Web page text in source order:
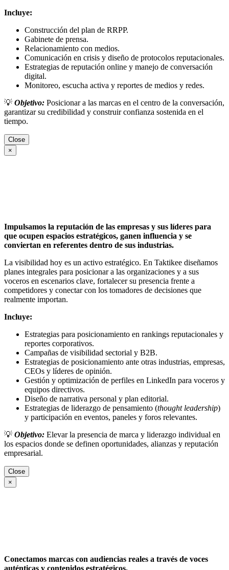
Incluye:
Construcción del plan de RRPP.
Gabinete de prensa.
Relacionamiento con medios.
Comunicación en crisis y diseño de protocolos reputacionales.
Estrategias de reputación online y manejo de conversación
digital.
Monitoreo, escucha activa y reportes de medios y redes.
💡 Objetivo: Posicionar a las marcas en el centro de la conversación,
garantizar su credibilidad y construir confianza sostenida en el
tiempo.
Close
×
Impulsamos la reputación de las empresas y sus líderes para
que ocupen espacios estratégicos, ganen influencia y se
conviertan en referentes dentro de sus industrias.
La visibilidad hoy es un activo estratégico. En Taktikee diseñamos
planes integrales para posicionar a las organizaciones y a sus
voceros en escenarios clave, fortalecer su presencia frente a
competidores y conectar con los tomadores de decisiones que
realmente importan.
Incluye:
Estrategias para posicionamiento en rankings reputacionales y
reportes corporativos.
Campañas de visibilidad sectorial y B2B.
Estrategias de posicionamiento ante otras industrias, empresas,
CEOs y líderes de opinión.
Gestión y optimización de perfiles en LinkedIn para voceros y
equipos directivos.
Diseño de narrativa personal y plan editorial.
Estrategias de liderazgo de pensamiento (thought leadership)
y participación en eventos, paneles y foros relevantes.
💡 Objetivo: Elevar la presencia de marca y liderazgo individual en
los espacios donde se definen oportunidades, alianzas y reputación
empresarial.
Close
×
Conectamos marcas con audiencias reales a través de voces
auténticas y contenidos estratégicos.